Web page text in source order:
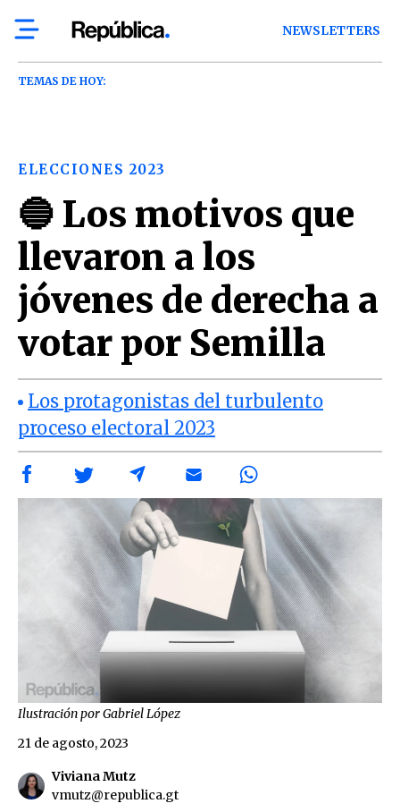
NEWSLETTERS
TEMAS DE HOY:
ELECCIONES 2023
🔵 Los motivos que
llevaron a los
jóvenes de derecha a
votar por Semilla
Los protagonistas del turbulento
proceso electoral 2023
Ilustración por Gabriel López
Viviana Mutz
vmutz@republica.gt
21 de agosto, 2023